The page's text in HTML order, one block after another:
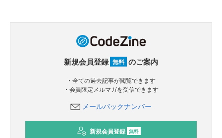
新規会員登録 無料 のご案内
・全ての過去記事が閲覧できます
・会員限定メルマガを受信できます
メールバックナンバー
新規会員登録 無料